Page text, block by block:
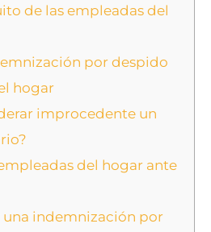
de las empleadas del
por despido
hogar
improcedente un
del hogar ante
una indemnización por